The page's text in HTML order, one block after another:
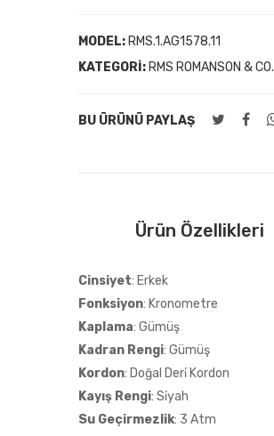
MODEL: RMS.1.AG1578.11
KATEGORI: RMS ROMANSON & CO.
BU ÜRÜNÜ PAYLAŞ
Ürün Özellikleri
Cinsiyet: Erkek
Fonksiyon: Kronometre
Kaplama: Gümüş
Kadran Rengi: Gümüş
Kordon: Doğal Deri̇ Kordon
Kayış Rengi: Si̇yah
Su Geçirmezlik: 3 Atm